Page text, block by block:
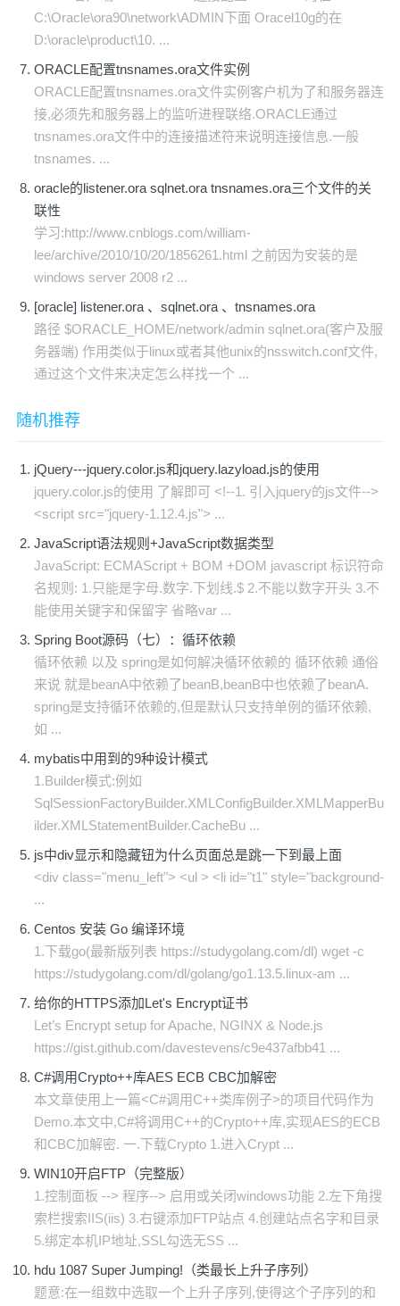
C:\Oracle\ora90\network\ADMIN下面 Oracel10g的在
D:\oracle\product\10. ...
ORACLE配置tnsnames.ora文件实例
ORACLE配置tnsnames.ora文件实例客户机为了和服务器连
接,必须先和服务器上的监听进程联络.ORACLE通过
tnsnames.ora文件中的连接描述符来说明连接信息.一般
tnsnames. ...
oracle的listener.ora sqlnet.ora tnsnames.ora三个文件的关
联性
学习:http://www.cnblogs.com/william-
lee/archive/2010/10/20/1856261.html 之前因为安装的是
windows server 2008 r2 ...
[oracle] listener.ora 、sqlnet.ora 、tnsnames.ora
路径 $ORACLE_HOME/network/admin sqlnet.ora(客户及服
务器端) 作用类似于linux或者其他unix的nsswitch.conf文件,
通过这个文件来决定怎么样找一个 ...
随机推荐
jQuery---jquery.color.js和jquery.lazyload.js的使用
jquery.color.js的使用 了解即可 <!--1. 引入jquery的js文件-->
<script src="jquery-1.12.4.js"> ...
JavaScript语法规则+JavaScript数据类型
JavaScript: ECMAScript + BOM +DOM javascript 标识符命
名规则: 1.只能是字母.数字.下划线.$ 2.不能以数字开头 3.不
能使用关键字和保留字 省略var ...
Spring Boot源码（七）：循环依赖
循环依赖 以及 spring是如何解决循环依赖的 循环依赖 通俗
来说 就是beanA中依赖了beanB,beanB中也依赖了beanA.
spring是支持循环依赖的,但是默认只支持单例的循环依赖,
如 ...
mybatis中用到的9种设计模式
1.Builder模式:例如
SqlSessionFactoryBuilder.XMLConfigBuilder.XMLMapperBu
ilder.XMLStatementBuilder.CacheBu ...
js中div显示和隐藏钮为什么页面总是跳一下到最上面
<div class="menu_left"> <ul > <li id="t1" style="background-
...
Centos 安装 Go 编译环境
1.下载go(最新版列表 https://studygolang.com/dl) wget -c
https://studygolang.com/dl/golang/go1.13.5.linux-am ...
给你的HTTPS添加Let's Encrypt证书
Let’s Encrypt setup for Apache, NGINX & Node.js
https://gist.github.com/davestevens/c9e437afbb41 ...
C#调用Crypto++库AES ECB CBC加解密
本文章使用上一篇<C#调用C++类库例子>的项目代码作为
Demo.本文中,C#将调用C++的Crypto++库,实现AES的ECB
和CBC加解密. 一.下载Crypto 1.进入Crypt ...
WIN10开启FTP（完整版）
1.控制面板 --> 程序--> 启用或关闭windows功能 2.左下角搜
索栏搜索IIS(iis) 3.右键添加FTP站点 4.创建站点名字和目录
5.绑定本机IP地址,SSL勾选无SS ...
hdu 1087 Super Jumping!（类最长上升子序列）
题意:在一组数中选取一个上升子序列,使得这个子序列的和